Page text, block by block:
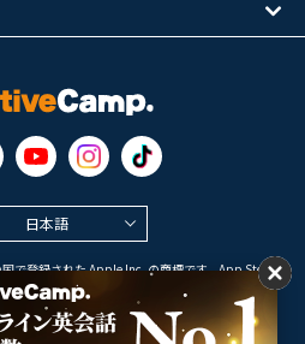
日本語
で登録された Apple Inc. の商標です。App Store は
サービスマークです。
Google LLC の商標です。